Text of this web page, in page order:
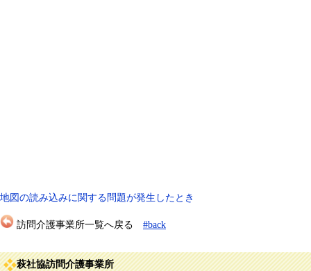
地図の読み込みに関する問題が発生したとき
訪問介護事業所一覧へ戻る #back
萩社協訪問介護事業所